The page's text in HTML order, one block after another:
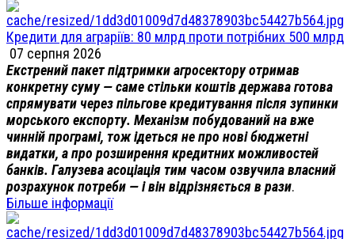
Кредити для аграріїв: 80 млрд проти потрібних 500 млрд
07 серпня 2026
Екстрений пакет підтримки агросектору отримав
конкретну суму — саме стільки коштів держава готова
спрямувати через пільгове кредитування після зупинки
морського експорту. Механізм побудований на вже
чинній програмі, тож ідеться не про нові бюджетні
видатки, а про розширення кредитних можливостей
банків. Галузева асоціація тим часом озвучила власний
розрахунок потреби — і він відрізняється в рази.
Більше інформації